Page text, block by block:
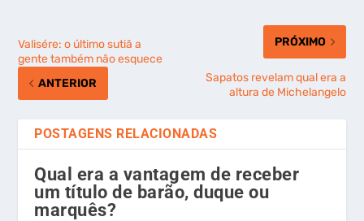
Valisére: o último sutiã a
gente também não esquece
ANTERIOR
PRÓXIMO
Sapatos revelam qual era a
altura de Michelangelo
POSTAGENS RELACIONADAS
Qual era a vantagem de receber
um título de barão, duque ou
marquês?